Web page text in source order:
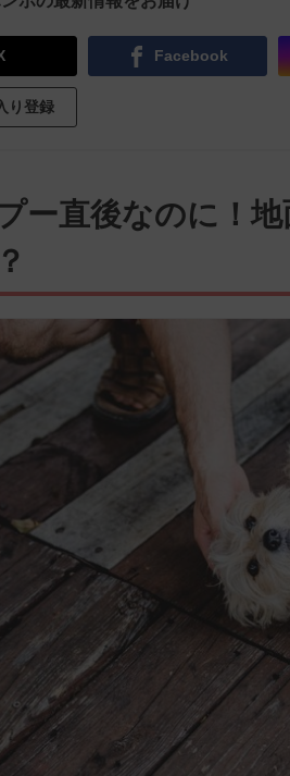
Facebook
り登録
ー直後なのに！